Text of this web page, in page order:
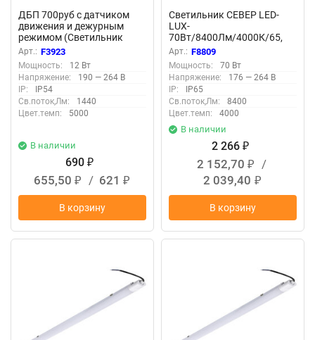
ДБП 700руб с датчиком
движения и дежурным
режимом (Светильник
светодиодный модель PTS-
0301201 12Вт ) F3923
Арт.: F3923
Мощность:
12 Вт
Напряжение:
190 — 264 В
IP:
IP54
Св.поток,Лм:
1440
Цвет.темп:
5000
В наличии
690 ₽
655,50 ₽ / 621 ₽
В корзину
Светильник СЕВЕР LED-
LUX-
70Вт/8400Лм/4000К/65,
прозр F8809
Арт.: F8809
Мощность:
70 Вт
Напряжение:
176 — 264 В
IP:
IP65
Св.поток,Лм:
8400
Цвет.темп:
4000
В наличии
2 266 ₽
2 152,70 ₽
/
2 039,40 ₽
В корзину